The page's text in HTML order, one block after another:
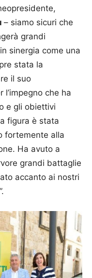
– siamo sicuri che
grandi
sinergia come una
stata la
il suo
l’impegno che ha
e gli obiettivi
figura è stata
fortemente alla
Ha avuto a
grandi battaglie
accanto ai nostri